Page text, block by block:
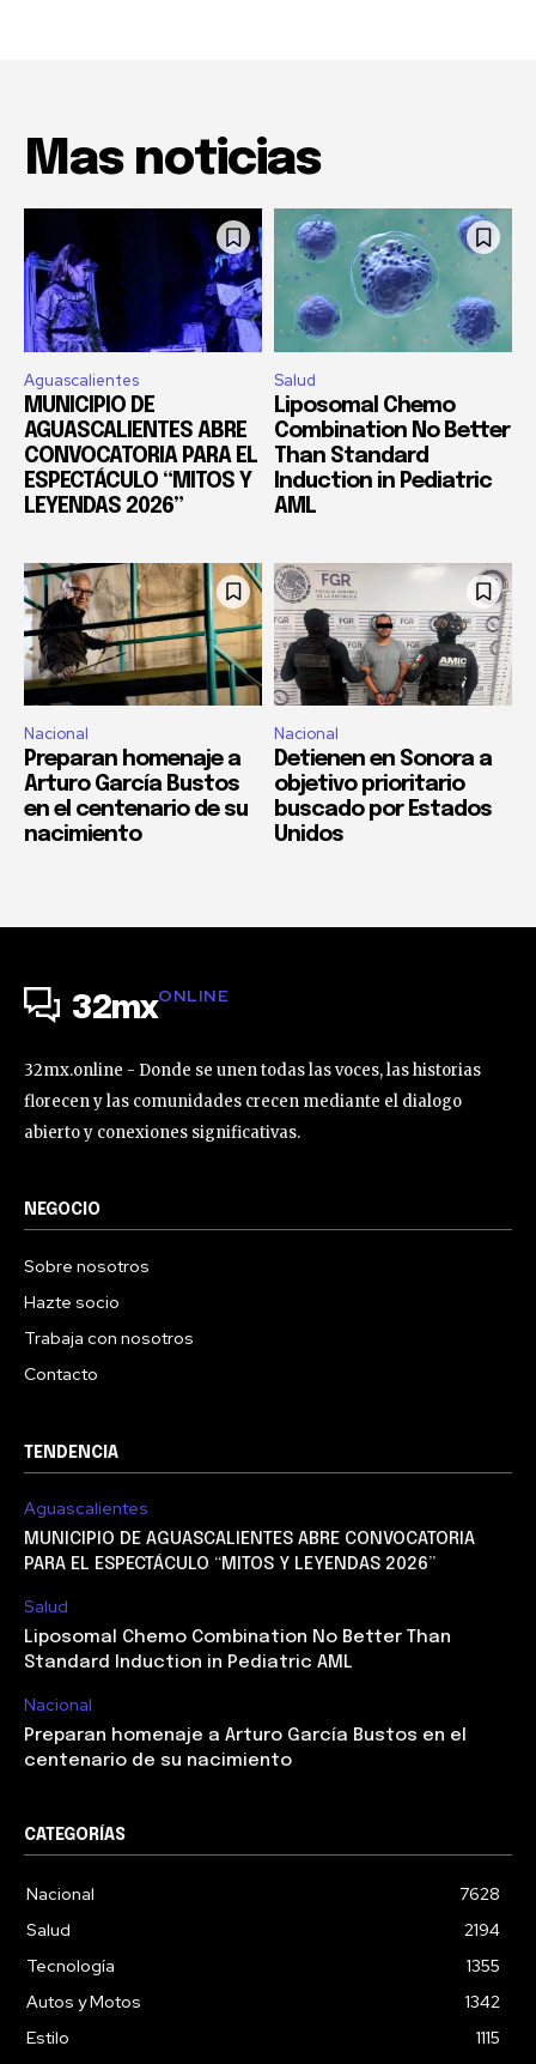
Mas noticias
Aguascalientes
MUNICIPIO DE
AGUASCALIENTES ABRE
CONVOCATORIA PARA EL
ESPECTÁCULO “MITOS Y
LEYENDAS 2026”
Salud
Liposomal Chemo
Combination No Better
Than Standard
Induction in Pediatric
AML
Nacional
Preparan homenaje a
Arturo García Bustos
en el centenario de su
nacimiento
Nacional
Detienen en Sonora a
objetivo prioritario
buscado por Estados
Unidos
32mxONLINE
32mx.online - Donde se unen todas las voces, las historias
florecen y las comunidades crecen mediante el dialogo
abierto y conexiones significativas.
NEGOCIO
Sobre nosotros
Hazte socio
Trabaja con nosotros
Contacto
TENDENCIA
Aguascalientes
MUNICIPIO DE AGUASCALIENTES ABRE CONVOCATORIA
PARA EL ESPECTÁCULO “MITOS Y LEYENDAS 2026”
Salud
Liposomal Chemo Combination No Better Than
Standard Induction in Pediatric AML
Nacional
Preparan homenaje a Arturo García Bustos en el
centenario de su nacimiento
CATEGORÍAS
Nacional
7628
Salud
2194
Tecnología
1355
Autos y Motos
1342
Estilo
1115